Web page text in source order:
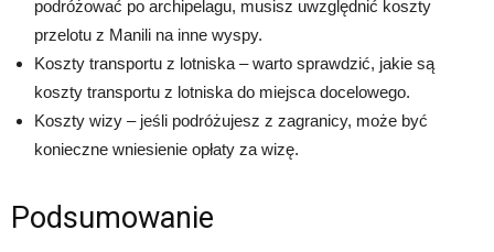
podróżować po archipelagu, musisz uwzględnić koszty
przelotu z Manili na inne wyspy.
Koszty transportu z lotniska – warto sprawdzić, jakie są
koszty transportu z lotniska do miejsca docelowego.
Koszty wizy – jeśli podróżujesz z zagranicy, może być
konieczne wniesienie opłaty za wizę.
Podsumowanie